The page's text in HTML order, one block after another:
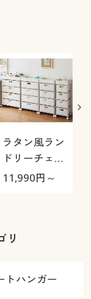
ラタン風ラン
ドリーチェス
ト(湿気や汚れ
11,990円～
リ
トハンガー